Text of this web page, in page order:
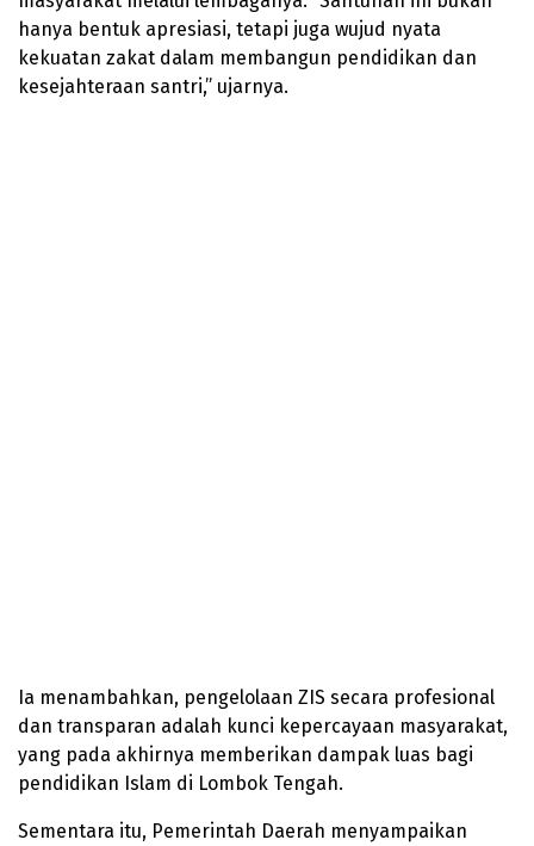
hanya bentuk apresiasi, tetapi juga wujud nyata
kekuatan zakat dalam membangun pendidikan dan
kesejahteraan santri,” ujarnya.
Ia menambahkan, pengelolaan ZIS secara profesional
dan transparan adalah kunci kepercayaan masyarakat,
yang pada akhirnya memberikan dampak luas bagi
pendidikan Islam di Lombok Tengah.
Sementara itu, Pemerintah Daerah menyampaikan